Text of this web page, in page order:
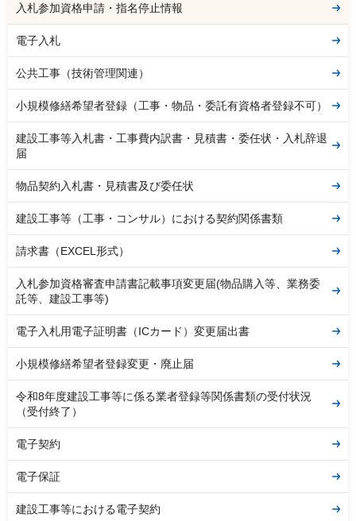
入札参加資格申請・指名停止情報
電子入札
公共工事（技術管理関連）
小規模修繕希望者登録（工事・物品・委託有資格者登録不可）
建設工事等入札書・工事費内訳書・見積書・委任状・入札辞退
届
物品契約入札書・見積書及び委任状
建設工事等（工事・コンサル）における契約関係書類
請求書（EXCEL形式）
入札参加資格審査申請書記載事項変更届(物品購入等、業務委
託等、建設工事等)
電子入札用電子証明書（ICカード）変更届出書
小規模修繕希望者登録変更・廃止届
令和8年度建設工事等に係る業者登録等関係書類の受付状況
（受付終了）
電子契約
電子保証
建設工事等における電子契約